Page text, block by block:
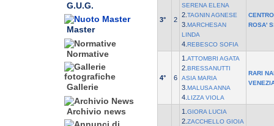
G.U.G.
Master
Normative
Gallerie
Archivio news
3° 2
SERENA ELENA
2. TAGNIN AGNESE
3. MARCHESAN
LINDA
4. REBESCO SOFIA
ROSA'
4° 6
1. ATTOMBRI AGATA
2. BRESSANUTTI
ASIA MARIA
3. MALUSA ANNA
4. LIZZA VIOLA
RARI
1. GIORA LUCIA
2. ZACCHELLO GIOIA